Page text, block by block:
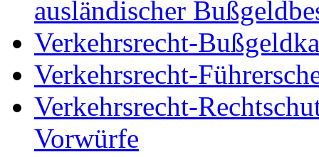
ausländischer
Verkehrsrecht-
Verkehrsrecht-
Verkehrsrecht-
Vorwürfe